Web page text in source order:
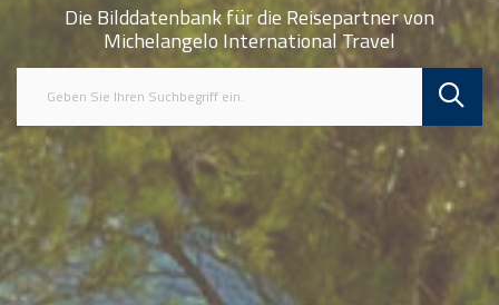
Die Bilddatenbank für die Reisepartner von
Michelangelo International Travel